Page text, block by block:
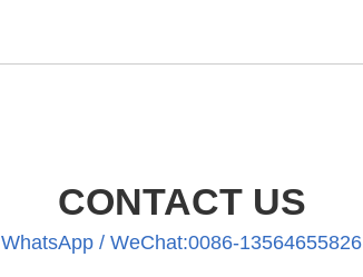
CONTACT US
WhatsApp / WeChat:0086-13564655826